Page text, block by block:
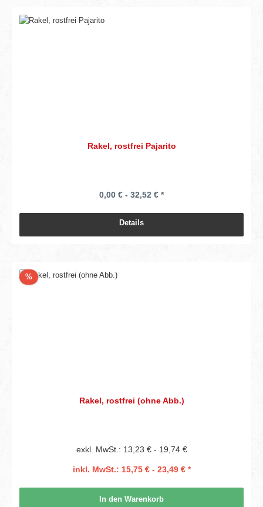
Rakel, rostfrei Pajarito
0,00 € - 32,52 € *
Details
%Rabatt
Rakel, rostfrei (ohne Abb.)
exkl. MwSt.: 13,23 € - 19,74 €
inkl. MwSt.: 15,75 € - 23,49 € *
In den Warenkorb